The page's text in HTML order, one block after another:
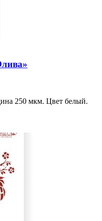
250 мкм. Цвет белый.